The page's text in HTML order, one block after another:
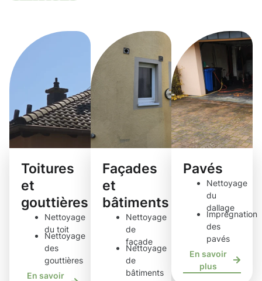
Toitures
et
gouttières
Nettoyage
du toit
Nettoyage
des
gouttières
En savoir
Façades
et
bâtiments
Nettoyage
de
façade
Nettoyage
de
bâtiments
Pavés
Nettoyage
du
dallage
Imprégnation
des
pavés
En savoir
plus